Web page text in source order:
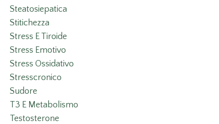
Steatosiepatica
Stitichezza
Stress E Tiroide
Stress Emotivo
Stress Ossidativo
Stresscronico
Sudore
T3 E Metabolismo
Testosterone